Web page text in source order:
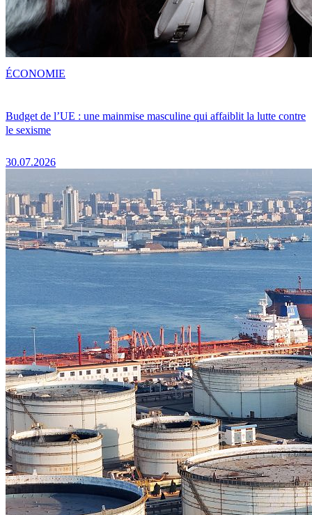
Budget de l’UE : une mainmise masculine qui affaiblit la lutte contre
le sexisme
30.07.2026
ÉCONOMIE